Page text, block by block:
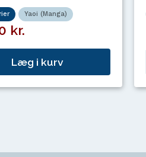
Yaoi (Manga)
kr.
Læg i kurv